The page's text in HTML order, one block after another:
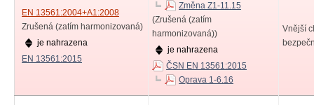
EN 13561:2004+A1:2008
Zrušená (zatím harmonizovaná)
je nahrazena
EN 13561:2015
Změna Z1-11.15
(Zrušená (zatím
harmonizovaná))
je nahrazena
ČSN EN 13561:2015
Oprava 1-6.16
Vnější